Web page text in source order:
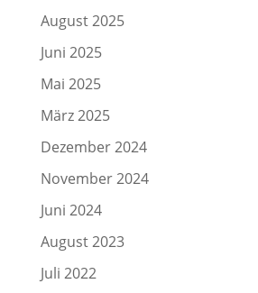
August 2025
Juni 2025
Mai 2025
März 2025
Dezember 2024
November 2024
Juni 2024
August 2023
Juli 2022